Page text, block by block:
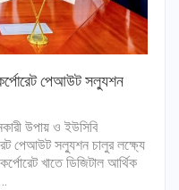
পেআউট সল্যুশন
উপায় ও ইউসিবি
পেআউট সল্যুশন চালুর লক্ষ্যে
খাতে ডিজিটাল আর্থিক